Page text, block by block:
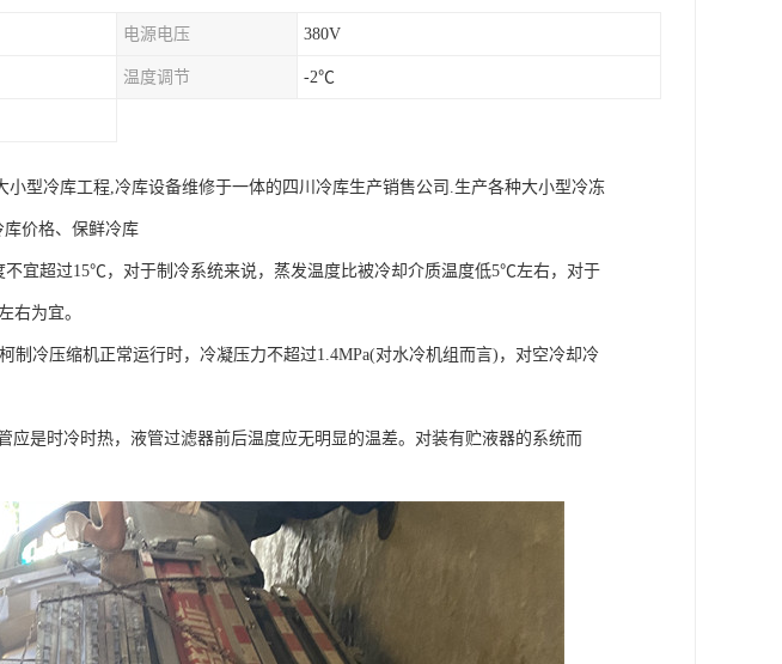
电源电压 380V
温度调节 -2℃
型冷库工程,冷库设备维修于一体的四川冷库生产销售公司.生产各种大小型冷冻
价格、保鲜冷库
宜超过15℃，对于制冷系统来说，蒸发温度比被冷却介质温度低5℃左右，对于
右为宜。
冷压缩机正常运行时，冷凝压力不超过1.4MPa(对水冷机组而言)，对空冷却冷
是时冷时热，液管过滤器前后温度应无明显的温差。对装有贮液器的系统而